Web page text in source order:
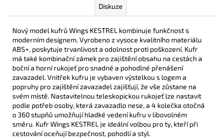
Diskuze
Nový model kufrů Wings KESTREL kombinuje funkčnost s
moderním designem. Vyrobeno z vysoce kvalitního materiálu
ABS+, poskytuje trvanlivost a odolnost proti poškození. Kufr
má také kombinační zámek pro zajištění obsahu na cestách a
boční a horní rukojeť pro snadné a pohodlné přenášení
zavazadel. Vnitřek kufru je vybaven výstelkou s logem a
popruhy pro zajištění zavazadel zajišťují, že vše zůstane na
svém místě. Nastavitelnou teleskopickou rukojeť lze nastavit
podle potřeb osoby, která zavazadlo nese, a 4 kolečka otočná
o 360 stupňů umožňují hladké vedení kufru v libovolném
směru. Kufr Wings KESTREL je ideální volbou pro ty, kteří při
cestování oceňují bezpečnost, pohodlí a styl.